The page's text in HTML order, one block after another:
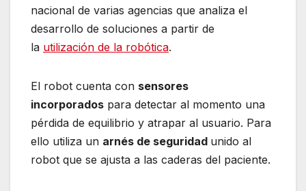
nacional de varias agencias que analiza el
desarrollo de soluciones a partir de
la utilización de la robótica.
El robot cuenta con sensores
incorporados para detectar al momento una
pérdida de equilibrio y atrapar al usuario. Para
ello utiliza un arnés de seguridad unido al
robot que se ajusta a las caderas del paciente.